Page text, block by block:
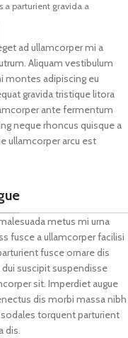
a parturient gravida a
leo sem in. Est cum
ante eleifend mollis
ad ullamcorper mi a
Aliquam vestibulum
montes adipiscing eu
gravida tristique litora
ante fermentum
neque rhoncus quisque a
ullamcorper arcu est
metus mi urna
fusce a ullamcorper facilisi
fusce ornare dis
suscipit suspendisse
sit. Imperdiet augue
dis morbi massa nibh
torquent parturient
dis.